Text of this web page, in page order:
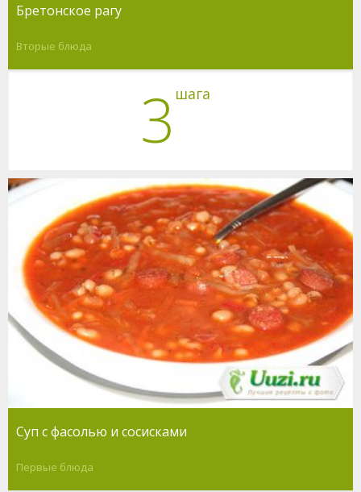
Бретонское рагу
Вторые блюда
3 шага
Суп с фасолью и сосисками
Первые блюда